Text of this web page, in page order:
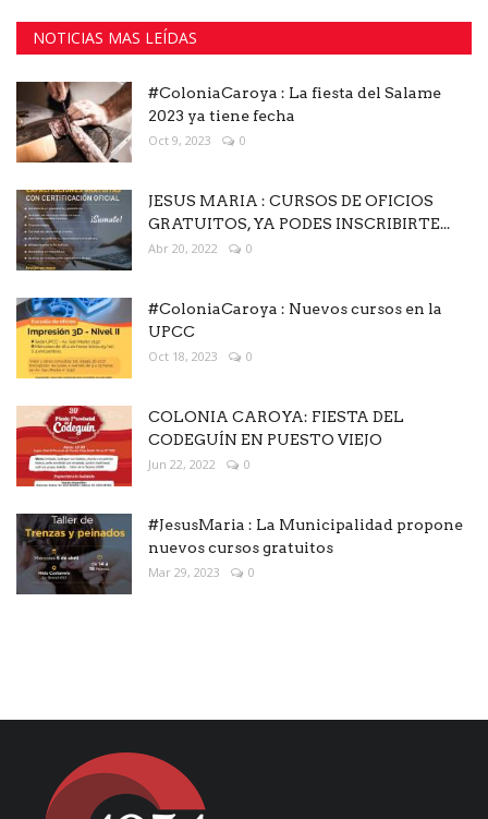
NOTICIAS MAS LEÍDAS
#ColoniaCaroya : La fiesta del Salame
2023 ya tiene fecha
Oct 9, 2023 0
JESUS MARIA : CURSOS DE OFICIOS
GRATUITOS, YA PODES INSCRIBIRTE...
Abr 20, 2022 0
#ColoniaCaroya : Nuevos cursos en la
UPCC
Oct 18, 2023 0
COLONIA CAROYA: FIESTA DEL
CODEGUÍN EN PUESTO VIEJO
Jun 22, 2022 0
#JesusMaria : La Municipalidad propone
nuevos cursos gratuitos
Mar 29, 2023 0